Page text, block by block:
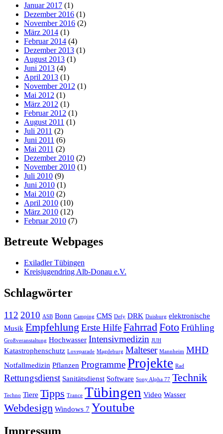
Januar 2017 (1)
Dezember 2016 (1)
November 2016 (2)
März 2014 (1)
Februar 2014 (4)
Dezember 2013 (1)
August 2013 (1)
Juni 2013 (4)
April 2013 (1)
November 2012 (1)
Mai 2012 (1)
März 2012 (1)
Februar 2012 (1)
August 2011 (1)
Juli 2011 (2)
Juni 2011 (6)
Mai 2011 (2)
Dezember 2010 (2)
November 2010 (1)
Juli 2010 (9)
Juni 2010 (1)
Mai 2010 (2)
April 2010 (10)
März 2010 (12)
Februar 2010 (7)
Betreute Webpages
Exiladler Tübingen
Kreisjugendring Alb-Donau e.V.
Schlagwörter
112 2010 ASB Bonn Camping CMS Defy DRK Duisburg elektronische
Musik Empfehlung Erste HilfeFahrradFotoFrühling
Großveranstaltung Hochwasser Intensivmedizin JUH
Katastrophenschutz Loveparade Magdeburg Malteser Mannheim MHD
Notfallmedizin Pflanzen ProgrammeProjekte Rad
Rettungsdienst Sanitätsdienst Software Sony Alpha 77 Technik
Techno Tiere Tipps Trance Tübingen Video Wasser
Webdesign Windows 7 Youtube
Impressum